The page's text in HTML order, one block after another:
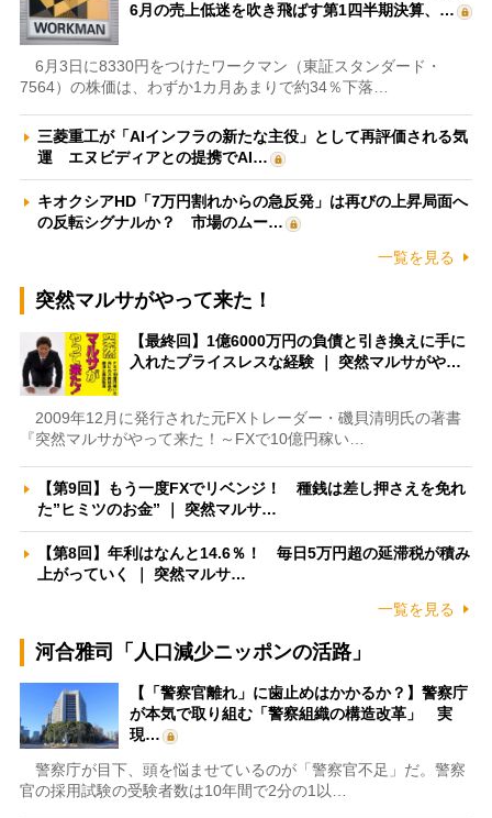
6月の売上低迷を吹き飛ばす第1四半期決算、…
6月3日に8330円をつけたワークマン（東証スタンダード・
7564）の株価は、わずか1カ月あまりで約34％下落…
三菱重工が「AIインフラの新たな主役」として再評価される気
運 エヌビディアとの提携でAI…
キオクシアHD「7万円割れからの急反発」は再びの上昇局面へ
の反転シグナルか？ 市場のムー…
一覧を見る
突然マルサがやって来た！
【最終回】1億6000万円の負債と引き換えに手に
入れたプライスレスな経験 ｜ 突然マルサがや…
2009年12月に発行された元FXトレーダー・磯貝清明氏の著書
『突然マルサがやって来た！～FXで10億円稼い…
【第9回】もう一度FXでリベンジ！ 種銭は差し押さえを免れ
た”ヒミツのお金” ｜ 突然マルサ…
【第8回】年利はなんと14.6％！ 毎日5万円超の延滞税が積み
上がっていく ｜ 突然マルサ…
一覧を見る
河合雅司「人口減少ニッポンの活路」
【「警察官離れ」に歯止めはかかるか？】警察庁
が本気で取り組む「警察組織の構造改革」 実
現…
警察庁が目下、頭を悩ませているのが「警察官不足」だ。警察
官の採用試験の受験者数は10年間で2分の1以…